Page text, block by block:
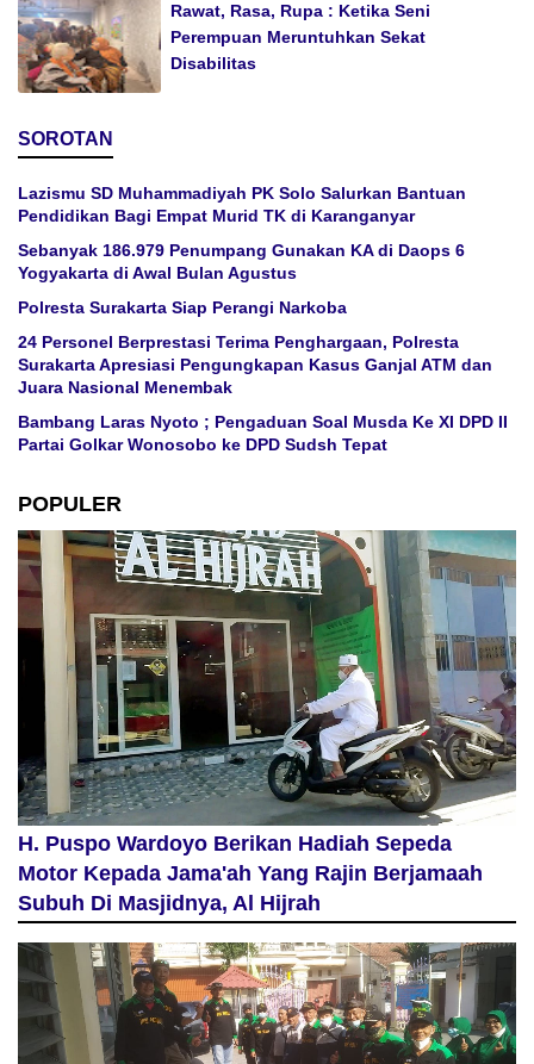
Rawat, Rasa, Rupa : Ketika Seni
Perempuan Meruntuhkan Sekat
Disabilitas
SOROTAN
Lazismu SD Muhammadiyah PK Solo Salurkan Bantuan
Pendidikan Bagi Empat Murid TK di Karanganyar
Sebanyak 186.979 Penumpang Gunakan KA di Daops 6
Yogyakarta di Awal Bulan Agustus
Polresta Surakarta Siap Perangi Narkoba
24 Personel Berprestasi Terima Penghargaan, Polresta
Surakarta Apresiasi Pengungkapan Kasus Ganjal ATM dan
Juara Nasional Menembak
Bambang Laras Nyoto ; Pengaduan Soal Musda Ke XI DPD II
Partai Golkar Wonosobo ke DPD Sudsh Tepat
POPULER
H. Puspo Wardoyo Berikan Hadiah Sepeda
Motor Kepada Jama'ah Yang Rajin Berjamaah
Subuh Di Masjidnya, Al Hijrah